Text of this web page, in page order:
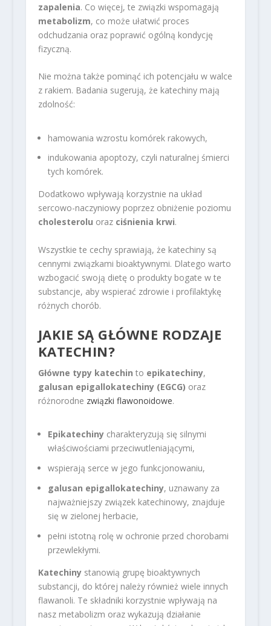
zapalenia. Co więcej, te związki wspomagają
metabolizm, co może ułatwić proces
odchudzania oraz poprawić ogólną kondycję
fizyczną.
Nie można także pominąć ich potencjału w walce
z rakiem. Badania sugerują, że katechiny mają
zdolność:
hamowania wzrostu komórek rakowych,
indukowania apoptozy, czyli naturalnej śmierci
tych komórek.
Dodatkowo wpływają korzystnie na układ
sercowo-naczyniowy poprzez obniżenie poziomu
cholesterolu oraz ciśnienia krwi.
Wszystkie te cechy sprawiają, że katechiny są
cennymi związkami bioaktywnymi. Dlatego warto
wzbogacić swoją dietę o produkty bogate w te
substancje, aby wspierać zdrowie i profilaktykę
różnych chorób.
JAKIE SĄ GŁÓWNE RODZAJE
KATECHIN?
Główne typy katechin to epikatechiny,
galusan epigallokatechiny (EGCG) oraz
różnorodne związki flawonoidowe.
Epikatechinycharakteryzują się silnymi
właściwościami przeciwutleniającymi,
wspierają serce w jego funkcjonowaniu,
galusan epigallokatechiny, uznawany za
najważniejszy związek katechinowy, znajduje
się w zielonej herbacie,
pełni istotną rolę w ochronie przed chorobami
przewlekłymi.
Katechinystanowią grupę bioaktywnych
substancji, do której należy również wiele innych
flawanoli. Te składniki korzystnie wpływają na
nasz metabolizm oraz wykazują działanie